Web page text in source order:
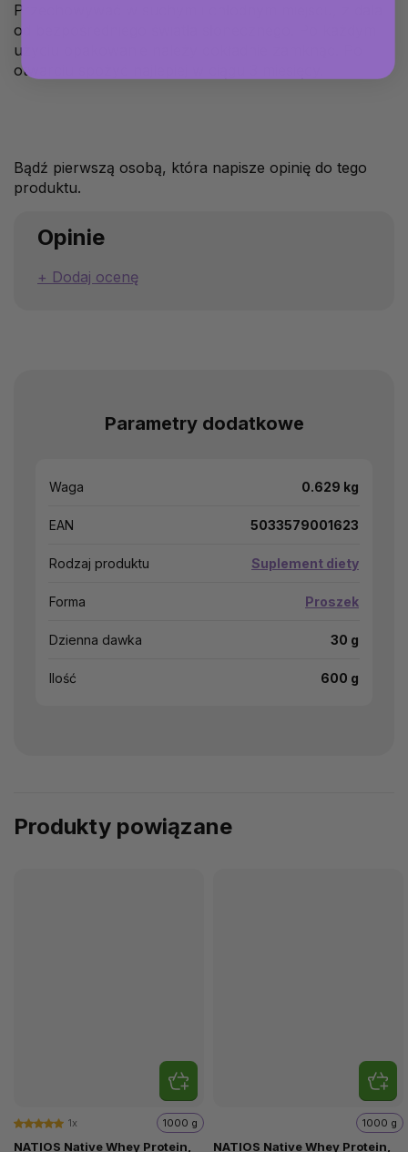
Przechowywać w suchym i chłodnym miejscu, z dala
od bezpośredniego światła słonecznego. Po każdym
użyciu opakowanie należy dokładnie zamknąć. Po
otwarciu spożyć najlepiej w ciągu 3 miesięcy.
Bądź pierwszą osobą, która napisze opinię do tego
produktu.
Opinie
Dodaj ocenę
Parametry dodatkowe
Waga 0.629 kg
EAN 5033579001623
Rodzaj produktu Suplement diety
Forma Proszek
Dzienna dawka 30 g
Ilość 600 g
Produkty powiązane
NATIOS Native Whey Protein,
1x 1000 g
NATIOS Native Whey Protein,
1000 g